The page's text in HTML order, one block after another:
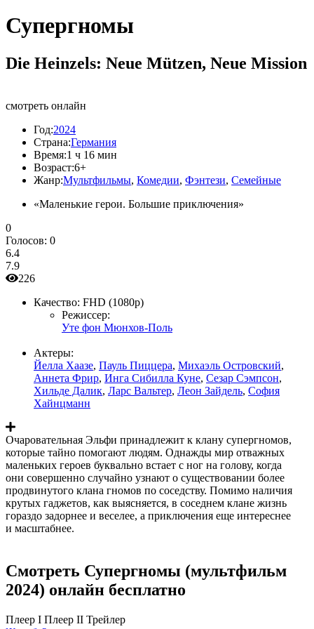
Супергномы
Die Heinzels: Neue Mützen, Neue Mission
смотреть онлайн
Год:2024
Страна:Германия
Время:1 ч 16 мин
Возраст:6+
Жанр:Мультфильмы, Комедии, Фэнтези, Семейные
«Маленькие герои. Большие приключения»
0
Голосов: 0
6.4
7.9
226
Качество: FHD (1080p)
Режиссер:
Уте фон Мюнхов-Поль
Актеры:
Йелла Хаазе, Пауль Пиццера, Михаэль Островский,
Аннета Фрир, Инга Сибилла Куне, Сезар Сэмпсон,
Хильде Далик, Ларс Вальтер, Леон Зайдель, София
Хайнцманн
Очаровательная Эльфи принадлежит к клану супергномов,
которые тайно помогают людям. Однажды мир отважных
маленьких героев буквально встает с ног на голову, когда
они совершенно случайно узнают о существовании более
продвинутого клана гномов по соседству. Помимо наличия
крутых гаджетов, как выясняется, в соседнем клане жизнь
гораздо задорнее и веселее, а приключения еще интереснее
и масштабнее.
Смотреть Супергномы (мультфильм
2024) онлайн бесплатно
Плеер I Плеер II Трейлер